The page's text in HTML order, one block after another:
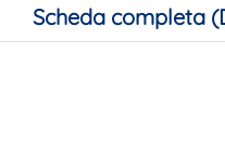
Scheda completa